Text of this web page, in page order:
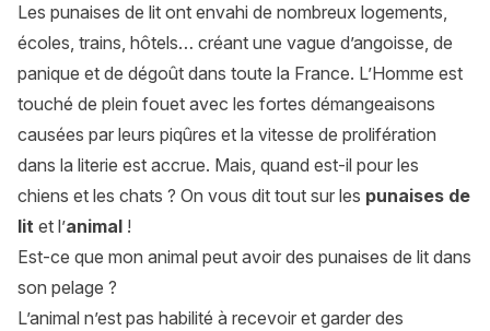
Les punaises de lit ont envahi de nombreux logements,
écoles, trains, hôtels… créant une vague d’angoisse, de
panique et de dégoût dans toute la France. L’Homme est
touché de plein fouet avec les fortes démangeaisons
causées par leurs piqûres et la vitesse de prolifération
dans la literie est accrue. Mais, quand est-il pour les
chiens et les chats ? On vous dit tout sur les punaises de
lit et l’animal !
Est-ce que mon animal peut avoir des punaises de lit dans
son pelage ?
L’animal n’est pas habilité à recevoir et garder des